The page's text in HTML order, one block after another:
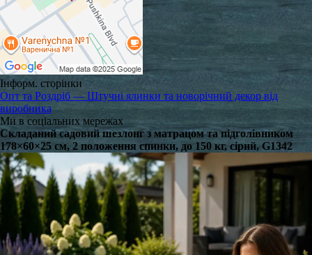
Інформ. сторінки
Опт та Роздріб — Штучні ялинки та новорічний декор від
виробника
Ми в соціальних мережах
Складаний садовий шезлонг з матрацом та підголівником
178×60×25 см, 2 положення спинки, до 150 кг, сірий, G1342